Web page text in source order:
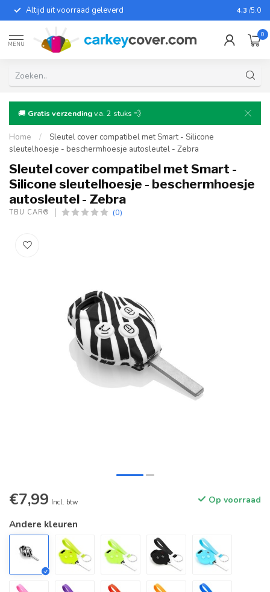
Altijd uit voorraad geleverd Voor
4.3 /5.0
MENU
0
🚚 Gratis verzendingv.a. 2 stuks 💨
Home /
Sleutel cover compatibel met Smart - Silicone
sleutelhoesje - beschermhoesje autosleutel - Zebra
Sleutel cover compatibel met Smart -
Silicone sleutelhoesje - beschermhoesje
autosleutel - Zebra
TBU CAR® (0)
€7,99 Incl. btw Op voorraad
Andere kleuren